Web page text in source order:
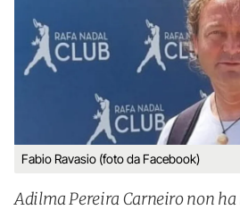
Fabio Ravasio (foto da Facebook)
Adilma Pereira Carneiro non ha